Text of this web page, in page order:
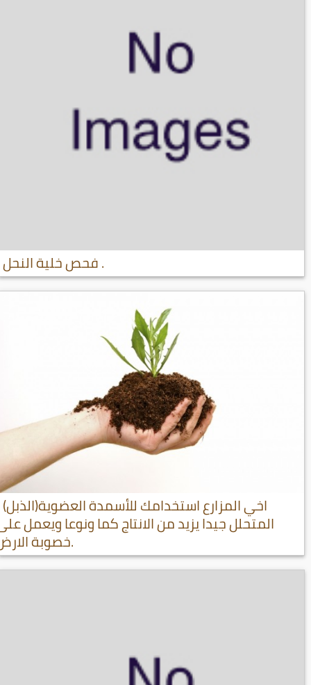
فحص خلية النحل .
اخي المزارع استخدامك للأسمدة العضوية(الذبل)
المتحلل جيدا يزيد من الانتاج كما ونوعا ويعمل
خصوبة الارض.